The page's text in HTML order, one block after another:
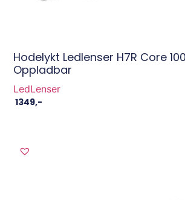
Hodelykt Ledlenser H7R Core
Oppladbar
LedLenser
1349,-